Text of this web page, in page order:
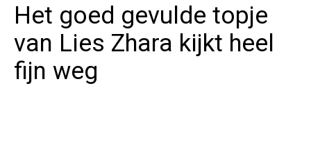
Het goed gevulde topje
van Lies Zhara kijkt heel
fijn weg